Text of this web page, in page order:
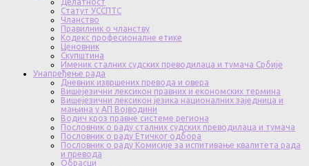
Делатност
Статут УССПТС
Чланство
Правилник о чланству
Кодекс професионалне етике
Ценовник
Скупштина
Именик сталних судских преводилаца и тумача Србије
Унапређење рада
Дневник извршених превода и овера
Вишејезични лексикон правних и економских термина
Вишејезични лексикон језика националних заједница и
мањина у АП Војводини
Водич кроз правне системе региона
Пословник о раду сталних судских преводилаца и тумача
Пословник о раду Етичког одбора
Пословник о раду Комисије за испитивање квалитета рада
и превода
Обрасци